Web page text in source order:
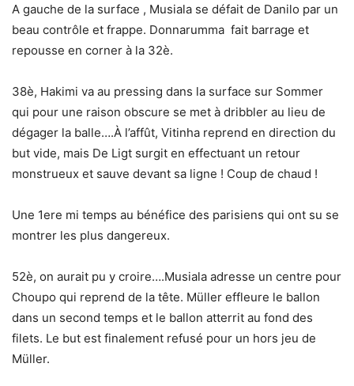
A gauche de la surface , Musiala se défait de Danilo par un
beau contrôle et frappe. Donnarumma fait barrage et
repousse en corner à la 32è.
38è, Hakimi va au pressing dans la surface sur Sommer
qui pour une raison obscure se met à dribbler au lieu de
dégager la balle….À l’affût, Vitinha reprend en direction du
but vide, mais De Ligt surgit en effectuant un retour
monstrueux et sauve devant sa ligne ! Coup de chaud !
Une 1ere mi temps au bénéfice des parisiens qui ont su se
montrer les plus dangereux.
52è, on aurait pu y croire….Musiala adresse un centre pour
Choupo qui reprend de la tête. Müller effleure le ballon
dans un second temps et le ballon atterrit au fond des
filets. Le but est finalement refusé pour un hors jeu de
Müller.